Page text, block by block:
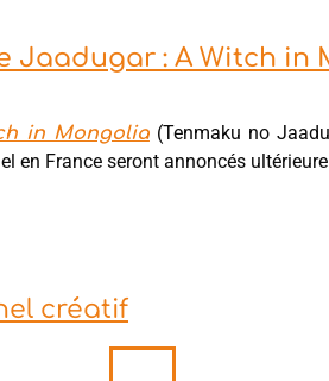
Jaadugar : A Witch in
in Mongolia(Tenmaku no
en France seront annoncés
créatif